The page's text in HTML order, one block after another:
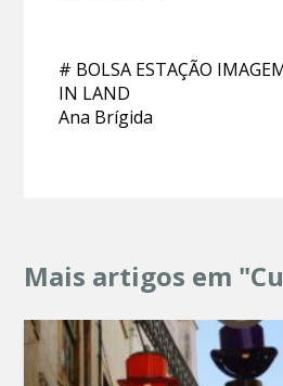
# BOLSA ESTAÇÃO
IN LAND
Ana Brígida
Mais artigos em